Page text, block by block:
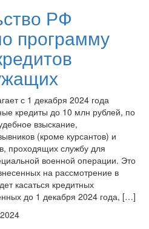
РФ
программу
с 1 декабря 2024 года
кредиты до 10 млн рублей, по
взыскание,
(кроме курсантов) и
проходящих службу для
военной операции. Это
на рассмотрение в
касаться кредитных
до 1 декабря 2024 года, […]